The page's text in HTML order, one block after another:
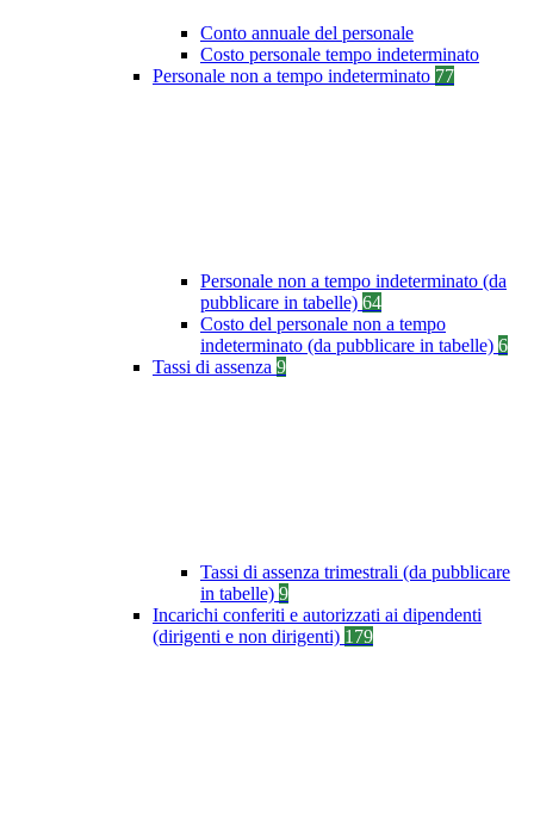
Conto annuale del personale
Costo personale tempo indeterminato
Personale non a tempo indeterminato 77
Personale non a tempo indeterminato (da
pubblicare in tabelle) 64
Costo del personale non a tempo
indeterminato (da pubblicare in tabelle) 6
Tassi di assenza 9
Tassi di assenza trimestrali (da pubblicare
in tabelle) 9
Incarichi conferiti e autorizzati ai dipendenti
(dirigenti e non dirigenti) 179